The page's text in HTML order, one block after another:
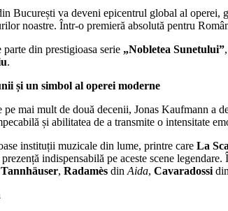
București va deveni epicentrul global al
noastre. Într-o premieră absolută pentru
parte din prestigioasa serie „Nobletea Sunetului”
.
și un simbol al operei moderne
pe mai mult de două decenii, Jonas Kaufmann
și abilitatea de a transmite o intensitate
instituții muzicale din lume, printre care La
indispensabilă pe aceste scene
Tannhäuser, Radamès din Aida, Cavaradossi din